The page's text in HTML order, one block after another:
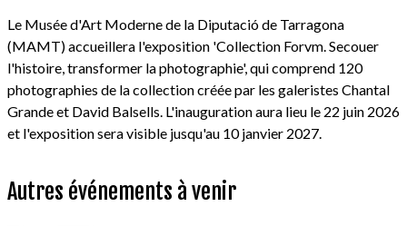
Le Musée d'Art Moderne de la Diputació de Tarragona
(MAMT) accueillera l'exposition 'Collection Forvm. Secouer
l'histoire, transformer la photographie', qui comprend 120
photographies de la collection créée par les galeristes Chantal
Grande et David Balsells. L'inauguration aura lieu le 22 juin 2026
et l'exposition sera visible jusqu'au 10 janvier 2027.
Autres événements à venir